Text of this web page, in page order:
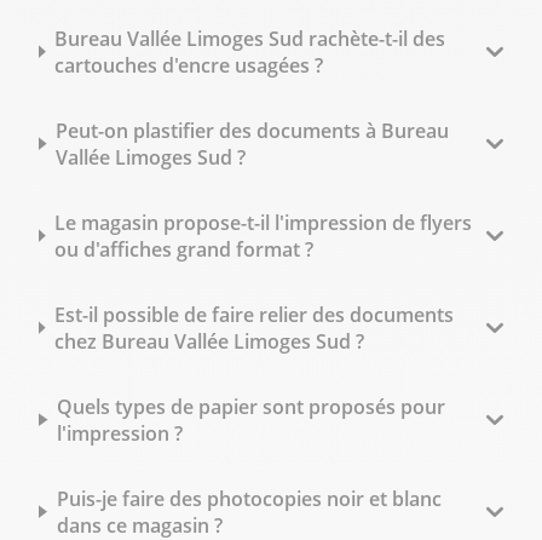
Bureau Vallée Limoges Sud rachète-t-il des
cartouches d'encre usagées ?
Peut-on plastifier des documents à Bureau
Vallée Limoges Sud ?
Le magasin propose-t-il l'impression de flyers
ou d'affiches grand format ?
Est-il possible de faire relier des documents
chez Bureau Vallée Limoges Sud ?
Quels types de papier sont proposés pour
l'impression ?
Puis-je faire des photocopies noir et blanc
dans ce magasin ?